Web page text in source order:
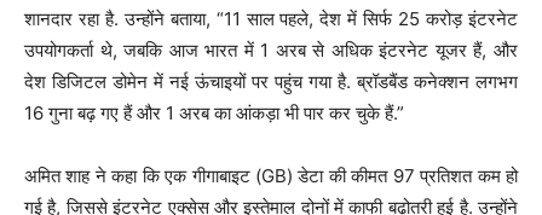
शानदार रहा है. उन्होंने बताया, “11 साल पहले, देश में सिर्फ 25 करोड़ इंटरनेट
उपयोगकर्ता थे, जबकि आज भारत में 1 अरब से अधिक इंटरनेट यूजर हैं, और
देश डिजिटल डोमेन में नई ऊंचाइयों पर पहुंच गया है. ब्रॉडबैंड कनेक्शन लगभग
16 गुना बढ़ गए हैं और 1 अरब का आंकड़ा भी पार कर चुके हैं.”
अमित शाह ने कहा कि एक गीगाबाइट (GB) डेटा की कीमत 97 प्रतिशत कम हो
गई है, जिससे इंटरनेट एक्सेस और इस्तेमाल दोनों में काफी बढ़ोतरी हुई है. उन्होंने